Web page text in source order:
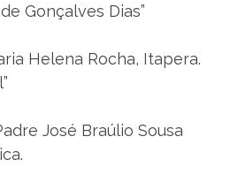
Gonçalves Dias”
Helena Rocha, Itapera.
José Braúlio Sousa